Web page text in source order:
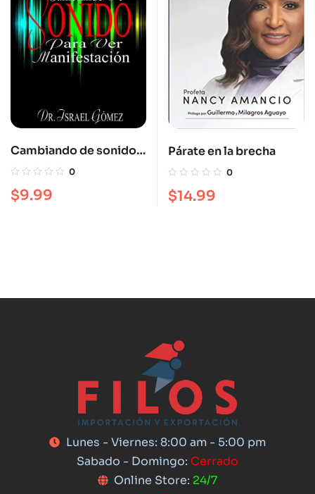
Cambiando de sonido
para ver manifestación
0
$9.99
Párate en la brecha
0
$14.99
Lunes - Viernes: 8:00 am - 5:00 pm
Sabado - Domingo: Cerrado
Online Store: 24/7